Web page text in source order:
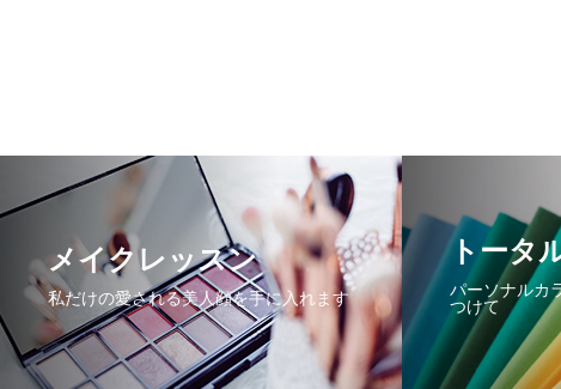
メイクレッスン
私だけの愛される美人顔を手に入れます
トータ
パーソナルカ
つけて